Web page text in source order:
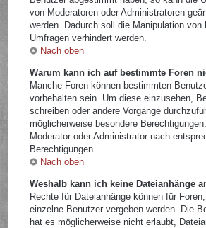
von Moderatoren oder Administratoren
werden. Dadurch soll die Manipulation von
Umfragen verhindert werden.
Nach oben
Warum kann ich auf bestimmte Foren
Manche Foren können bestimmten
vorbehalten sein. Um diese einzusehen,
schreiben oder andere Vorgänge
möglicherweise besondere
Moderator oder Administrator nach
Berechtigungen.
Nach oben
Weshalb kann ich keine Dateianhänge
Rechte für Dateianhänge können für
einzelne Benutzer vergeben werden. Die
hat es möglicherweise nicht erlaubt,